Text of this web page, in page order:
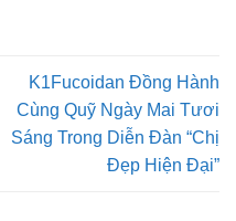
K1Fucoidan Đồng Hành
Cùng Quỹ Ngày Mai Tươi
Sáng Trong Diễn Đàn “Chị
Đẹp Hiện Đại”